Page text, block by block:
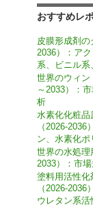
おすすめレ
皮膜形成剤
2036）：ア
系、ビニル
世界のウィン
～2033）：
析
水素化化粧
（2026-
ン、水素化
世界の水処理
2033）：市
塗料用活性
（2026-2036
ウレタン系